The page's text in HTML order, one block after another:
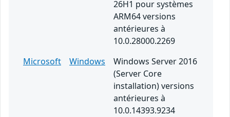
26H1 pour systèmes
ARM64 versions
antérieures à
10.0.28000.2269
Microsoft
Windows
Windows Server 2016
(Server Core
installation) versions
antérieures à
10.0.14393.9234